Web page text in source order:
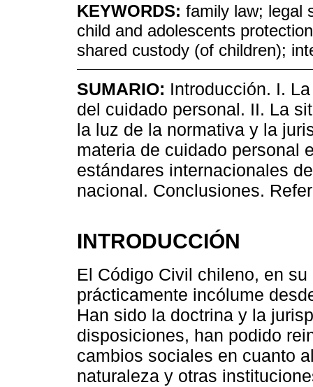
KEYWORDS: family law; legal
child and adolescents
shared custody (of children);
SUMARIO: Introducción. I.
del cuidado personal. II. La
la luz de la normativa y la
materia de cuidado personal
estándares internacionales
nacional. Conclusiones.
INTRODUCCIÓN
El Código Civil chileno, en
prácticamente incólume
Han sido la doctrina y la
disposiciones, han podido
cambios sociales en cuanto
naturaleza y otras